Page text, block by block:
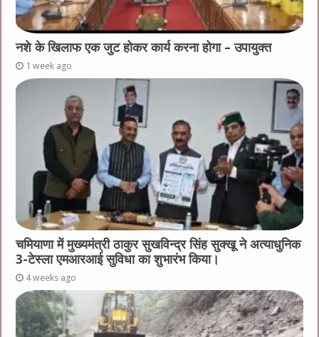
नशे के खिलाफ एक जुट होकर कार्य करना होगा – उपायुक्त
1 week ago
चमियाणा में मुख्यमंत्री ठाकुर सुखविन्द्र सिंह सुक्खू ने अत्याधुनिक
3-टेस्ला एमआरआई सुविधा का शुभारंभ किया।
4 weeks ago